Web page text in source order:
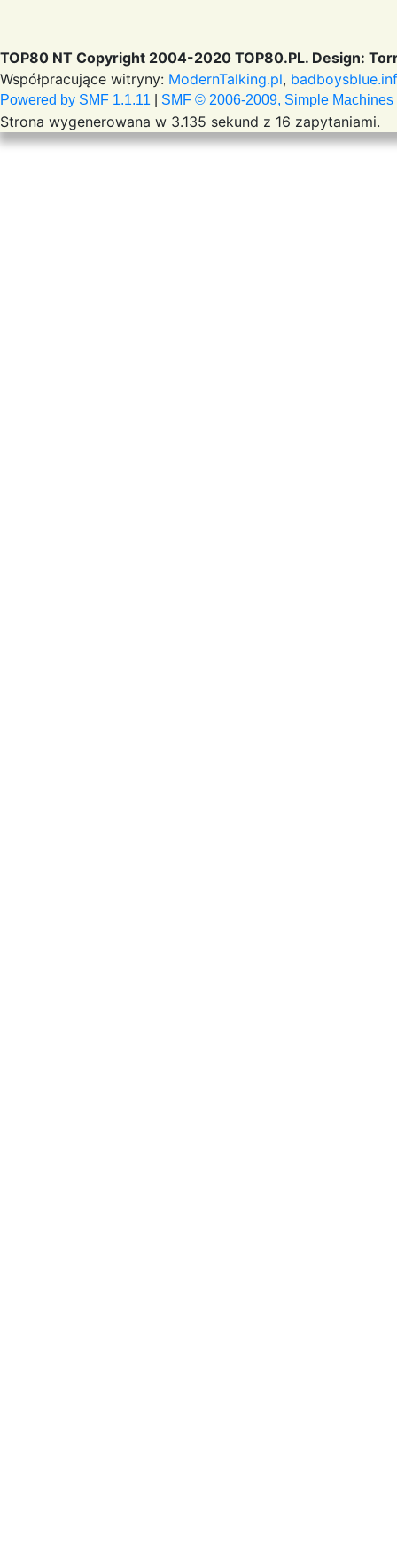
TOP80 NT Copyright 2004-2020 TOP80.PL. Design:
Współpracujące witryny: ModernTalking.pl,
Powered by SMF 1.1.11 SMF © 2006-2009, Simple Machines
Strona wygenerowana w 3.135 sekund z 16 zapytaniami.